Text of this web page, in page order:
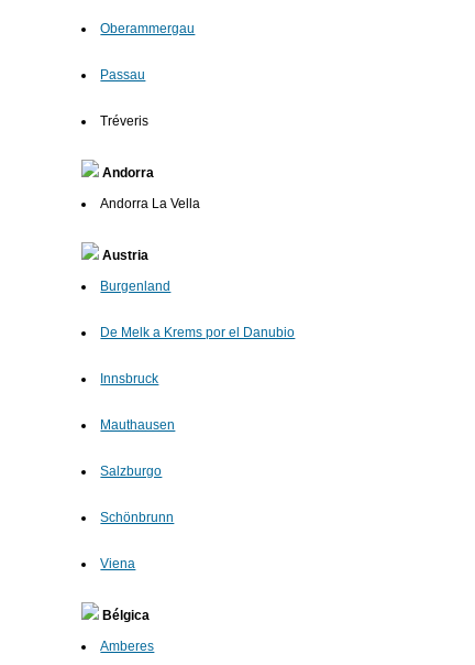
Oberammergau
Passau
Tréveris
Andorra
Andorra La Vella
Austria
Burgenland
De Melk a Krems por el Danubio
Innsbruck
Mauthausen
Salzburgo
Schönbrunn
Viena
Bélgica
Amberes